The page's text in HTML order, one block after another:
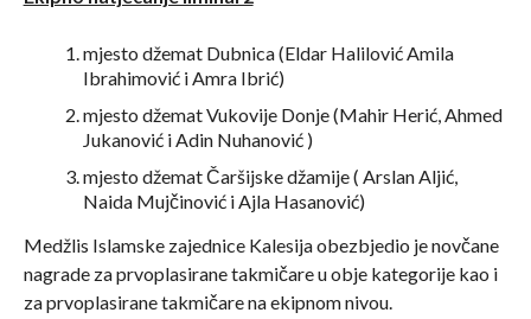
mjesto džemat Dubnica (Eldar Halilović Amila
Ibrahimović i Amra Ibrić)
mjesto džemat Vukovije Donje (Mahir Herić, Ahmed
Jukanović i Adin Nuhanović )
mjesto džemat Čaršijske džamije ( Arslan Aljić,
Naida Mujčinović i Ajla Hasanović)
Medžlis Islamske zajednice Kalesija obezbjedio je novčane
nagrade za prvoplasirane takmičare u obje kategorije kao i
za prvoplasirane takmičare na ekipnom nivou.